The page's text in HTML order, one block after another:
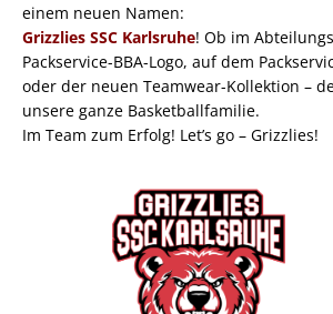
einem neuen Namen:
Grizzlies SSC Karlsruhe! Ob im
Packservice-BBA-Logo, auf dem
oder der neuen Teamwear-Kollektion –
unsere ganze Basketballfamilie.
Im Team zum Erfolg! Let’s go – Grizzlies!